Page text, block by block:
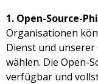
1. Open-Source-
Organisationen
Dienst und
wählen. Die Open-
verfügbar und